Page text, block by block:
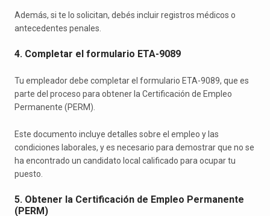
Además, si te lo solicitan, debés incluir registros médicos o
antecedentes penales.
4. Completar el formulario ETA-9089
Tu empleador debe completar el formulario ETA-9089, que es
parte del proceso para obtener la Certificación de Empleo
Permanente (PERM).
Este documento incluye detalles sobre el empleo y las
condiciones laborales, y es necesario para demostrar que no se
ha encontrado un candidato local calificado para ocupar tu
puesto.
5. Obtener la Certificación de Empleo Permanente
(PERM)